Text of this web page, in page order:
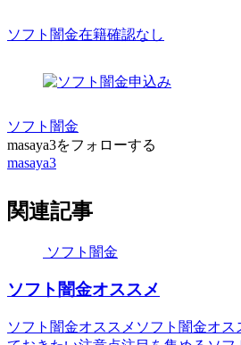
ソフト闇金在籍確認なし
ソフト闇金
masaya3をフォローする
masaya3
関連記事
ソフト闇金
ソフト闇金オススメ
ソフト闇金オススメソフト闇金オ